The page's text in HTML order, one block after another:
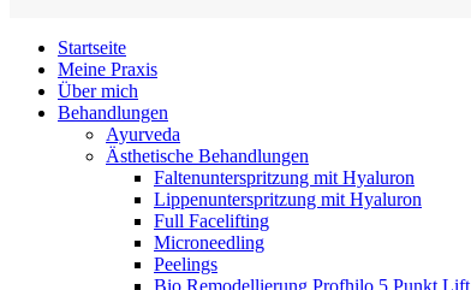
Startseite
Meine Praxis
Über mich
Behandlungen
Ayurveda
Ästhetische Behandlungen
Faltenunterspritzung mit Hyaluron
Lippenunterspritzung mit Hyaluron
Full Facelifting
Microneedling
Peelings
Bio Remodellierung Profhilo 5 Punkt Lift